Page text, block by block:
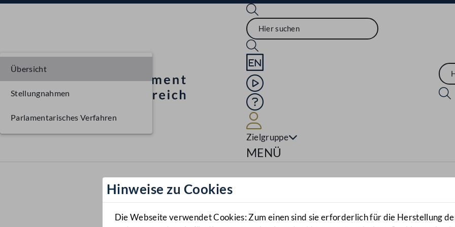
Sprache English
Mediathek
Hilfe
Zielgruppe
Navigationsmenü öffnen
MENÜ
Hinweise zu Cookies
Die Webseite verwendet Cookies: Zum einen sind sie erforderlich für die Herstellung
Übersicht
Stellungnahmen
Parlamentarisches Verfahren